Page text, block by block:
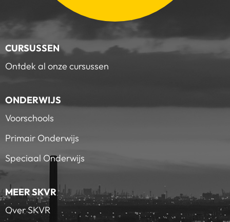
CURSUSSEN
Ontdek al onze cursussen
ONDERWIJS
Voorschools
Primair Onderwijs
Speciaal Onderwijs
MEER SKVR
Over SKVR